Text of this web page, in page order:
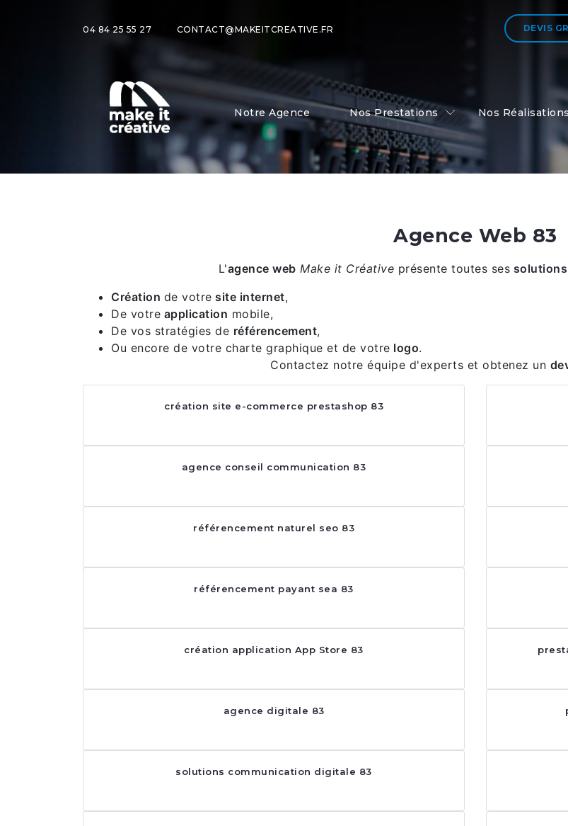
04 84 25 55 27 CONTACT@MAKEITCREATIVE.FR DEVIS
Notre Agence Nos Prestations Nos Réalisations
Agence Web 83
L'agence web Make it Créative présente toutes ses solutions
Création de votre site internet,
De votre application mobile,
De vos stratégies de référencement,
Ou encore de votre charte graphique et de votre logo.
Contactez notre équipe d'experts et obtenez un
création site e-commerce prestashop 83
agence conseil communication 83
référencement naturel seo 83
référencement payant sea 83
création application App Store 83
agence digitale 83
solutions communication digitale 83